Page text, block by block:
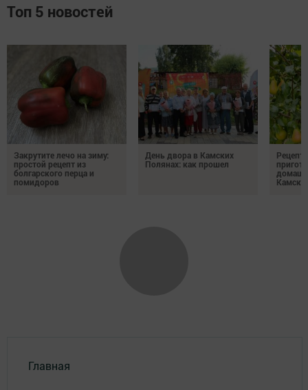
Топ 5 новостей
Закрутите лечо на зиму:
простой рецепт из
болгарского перца и
помидоров
День двора в Камских
Полянах: как прошел
Главная